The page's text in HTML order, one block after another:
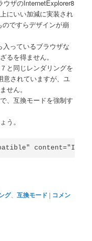
ザのInternetExplorer8
にいい加減に実装され
ですらデザインが崩
っているブラウザな
るを得ません。
と同じレンダリングを
意されていますが、ユ
せん。
、互換モードを強制す
う。
グ、互換モード | コメン